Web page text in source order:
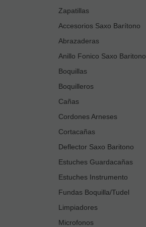
Zapatillas
Accesorios Saxo Barítono
Abrazaderas
Anillo Fonico Saxo Baritono
Boquillas
Boquilleros
Cañas
Cordones Arneses
Cortacañas
Deflector Saxo Baritono
Estuches Guardacañas
Estuches Instrumento
Fundas Boquilla/Tudel
Limpiadores
Microfonos